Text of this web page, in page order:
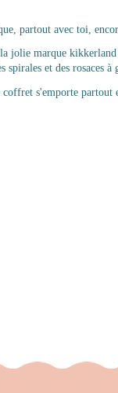
partout avec toi,
jolie marque
spirales et des rosaces à
s'emporte partout